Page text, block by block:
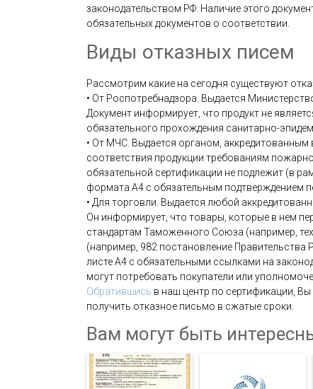
законодательством РФ. Наличие этого
обязательных документов о соответствии.
Виды отказных писем
Рассмотрим какие на сегодня существуют
• От Роспотребнадзора. Выдается
Документ информирует, что продукт не
обязательного прохождения санитарно-
• От МЧС. Выдается органом,
соответствия продукции требованиям
обязательной сертификации не подлежит (в
формата А4 с обязательным подтверждением
• Для торговли. Выдается любой
Он информирует, что товары, которые в нем
стандартам Таможенного Союза (например,
(например, 982 постановление
листе А4 с обязательными ссылками на
могут потребовать покупатели или
Обратившись в наш центр по сертификации,
получить отказное письмо в сжатые сроки.
Вам могут быть